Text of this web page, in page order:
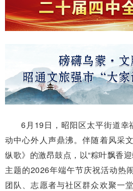
6月19日，昭阳区太平街道幸
动中心外人声鼎沸。伴随着风采
纵歌》的激昂鼓点，以“粽叶飘香
主题的2026年端午节庆祝活动热
团队、志愿者与社区群众欢聚一